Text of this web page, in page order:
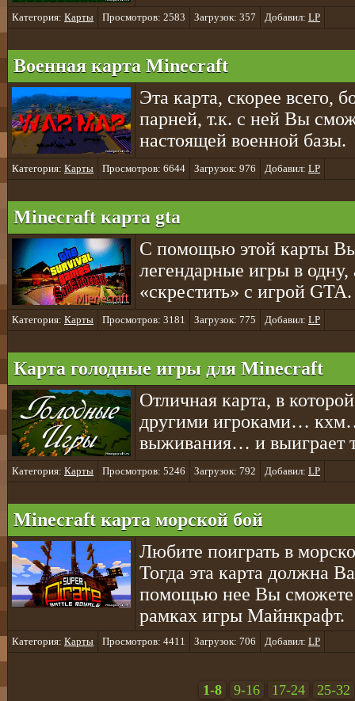
Категория: Карты Просмотров: 2583 Загрузок: 357 Добавил: LP
Военная карта Minecraft
Эта карта, скорее всего,
парней, т.к. с ней Вы
настоящей военной базы.
Категория: Карты Просмотров: 6644 Загрузок: 976 Добавил: LP
Minecraft карта gta
С помощью этой карты
легендарные игры в
«скрестить» с игрой GTA.
Категория: Карты Просмотров: 3181 Загрузок: 775 Добавил: LP
Карта голодные игры для Minecraft
Отличная карта, в
другими игроками…
выживания… и выиграет
Категория: Карты Просмотров: 5246 Загрузок: 792 Добавил: LP
Minecraft карта морской бой
Любите поиграть в
Тогда эта карта должна
помощью нее Вы сможете
рамках игры Майнкрафт.
Категория: Карты Просмотров: 4411 Загрузок: 706 Добавил: LP
1-8 9-16 17-24 25-32